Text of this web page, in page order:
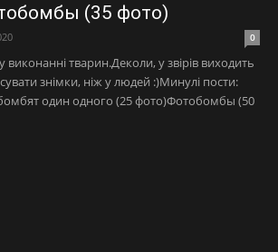
(35 фото)
0
тварин.Деколи, у звірів виходить
знімки, ніж у людей :)Минулі пости:
один одного (25 фото)Фотобомбы (50